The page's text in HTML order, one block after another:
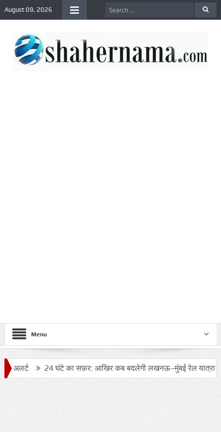
August 09, 2026
Menu
24 घंटे का सफ़र: आखिर कब बदलेगी लखनऊ–मुंबई रेल यात्रा की तस्वीर?